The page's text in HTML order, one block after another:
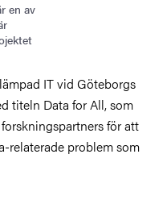
en av
IT vid Göteborgs
titeln Data for All, som
för att
relaterade problem som